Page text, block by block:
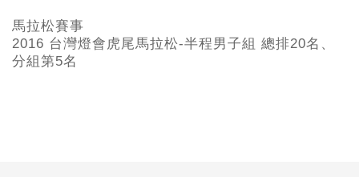
馬拉松賽事
2016 台灣燈會虎尾馬拉松-半程男子組 總排20名、
分組第5名